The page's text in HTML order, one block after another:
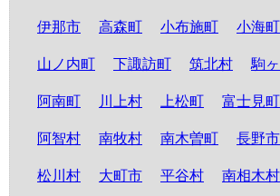
伊那市 高森町 小布施町 小海町
山ノ内町 下諏訪町 筑北村 駒
阿南町 川上村 上松町 富士見町
阿智村 南牧村 南木曽町 長野市
松川村 大町市 平谷村 南相木村